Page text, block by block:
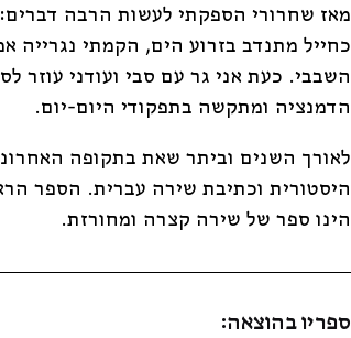
מאז שחרורי הספקתי לעשות הרבה
כחייל מתנדב בזרוע הים, הקמתי נגרייה
השבבי. כעת אני גר עם סבי ועודני עוזר
הדמנציה ומתקשה בתפקודי היום-יום.
לאורך השנים וביתר שאת בתקופה
היסטורית וכתיבת שירה עברית. הספר
הינו ספר של שירה קצרה ומחורזת.
ספריו בהוצאה: